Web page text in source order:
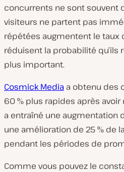
concurrents ne sont souvent
visiteurs ne partent pas
répétées augmentent le
réduisent la probabilité
plus important.
Cosmick Media a obtenu des
60 % plus rapides après
a entraîné une augmentation
une amélioration de 25 % de
pendant les périodes de
Comme vous pouvez le